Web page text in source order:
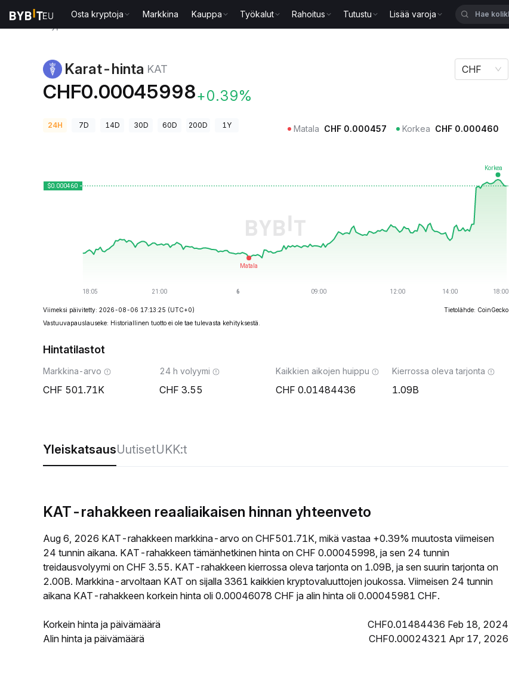
Osta kryptoja Markkina Kauppa Työkalut Rahoitus Tutustu Lisää varoja
Karat-hinta KAT
CHF0.00045998+0.39%
CHF
24H 7D 14D 30D 60D 200D 1Y Matala CHF 0.000457 Korkea CHF 0.000460
Viimeksi päivitetty: 2026-08-06 17:13:25 (UTC+0)
Tietolähde: CoinGecko
Vastuuvapauslauseke: Historiallinen tuotto ei ole tae tulevasta kehityksestä.
Hintatilastot
Markkina-arvo
501.71K
24 h volyymi
3.55
Kaikkien aikojen huippu
0.01484436
Kierrossa oleva tarjonta
1.09B
YleiskatsausUutisetUKK:t
KAT-rahakkeen reaaliaikaisen hinnan yhteenveto
Aug 6, 2026 KAT-rahakkeen markkina-arvo on CHF501.71K, mikä vastaa +0.39% muutosta viimeisen
24 tunnin aikana. KAT-rahakkeen tämänhetkinen hinta on CHF 0.00045998, ja sen 24 tunnin
treidausvolyymi on CHF 3.55. KAT-rahakkeen kierrossa oleva tarjonta on 1.09B, ja sen suurin tarjonta on
2.00B. Markkina-arvoltaan KAT on sijalla 3361 kaikkien kryptovaluuttojen joukossa. Viimeisen 24 tunnin
aikana KAT-rahakkeen korkein hinta oli 0.00046078 CHF ja alin hinta oli 0.00045981 CHF.
Korkein hinta ja päivämäärä
CHF0.01484436 Feb 18, 2024
Alin hinta ja päivämäärä
CHF0.00024321 Apr 17, 2026